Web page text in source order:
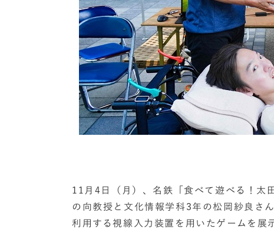
11月4日（月）、名鉄「食べて遊べる！太
の向教授と文化情報学科3年の松岡紗良さ
利用する視線入力装置を用いたゲームを展